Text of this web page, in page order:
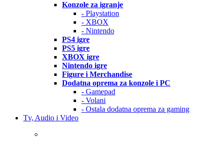
Konzole za igranje
- Playstation
- XBOX
- Nintendo
PS4 igre
PS5 igre
XBOX igre
Nintendo igre
Figure i Merchandise
Dodatna oprema za konzole i PC
- Gamepad
- Volani
- Ostala dodatna oprema za gaming
Tv, Audio i Video